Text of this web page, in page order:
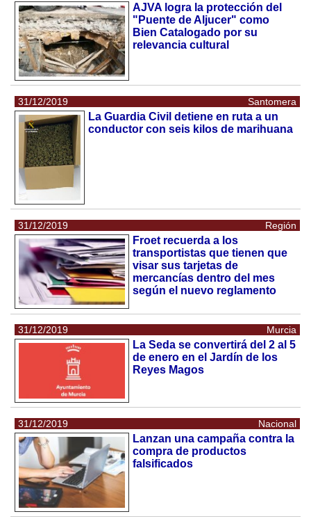
AJVA logra la protección del
"Puente de Aljucer" como
Bien Catalogado por su
relevancia cultural
31/12/2019 Santomera
La Guardia Civil detiene en ruta a un
conductor con seis kilos de marihuana
31/12/2019 Región
Froet recuerda a los
transportistas que tienen que
visar sus tarjetas de
mercancías dentro del mes
según el nuevo reglamento
31/12/2019 Murcia
La Seda se convertirá del 2 al 5
de enero en el Jardín de los
Reyes Magos
31/12/2019 Nacional
Lanzan una campaña contra la
compra de productos
falsificados